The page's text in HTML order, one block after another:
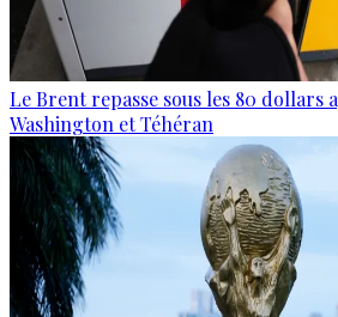
Le Brent repasse sous les 80 dollars
Washington et Téhéran